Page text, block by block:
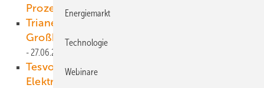
Prozent bis 2030
Trianel plant mit Partnern einen
Großbatteriespeicher mit 900 MW
27.06.2025
Tesvolt Ocean: Weitere Batteriesysteme für
Elektroschiffe entwickelt
Energiemarkt
Technologie
Webinare